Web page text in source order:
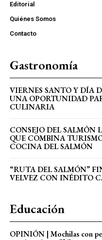
Editorial
Quiénes Somos
Contacto
Gastronomía
VIERNES SANTO Y DÍA
UNA OPORTUNIDAD
CULINARIA
CONSEJO DEL
QUE COMBINA
COCINA DEL SALMÓN
“RUTA DEL SALMÓN”
VELVEZ CON INÉDITO
Educación
OPINIÓN | Mochilas con